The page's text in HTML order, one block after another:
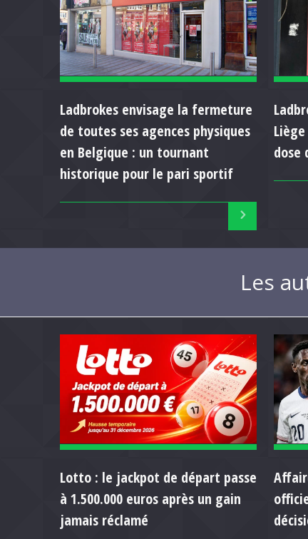
Ladbrokes envisage la fermeture
de toutes ses agences physiques
en Belgique : un tournant
historique pour le pari sportif
dose
Les
Lotto : le jackpot de départ passe
à 1.500.000 euros après un gain
jamais réclamé